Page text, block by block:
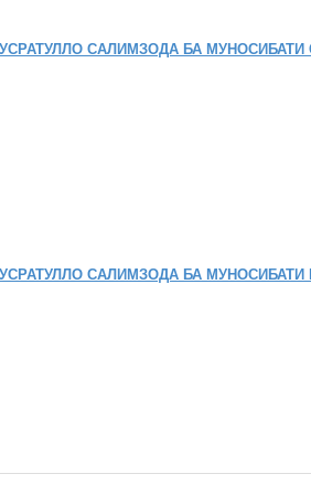
САЛИМЗОДА БА МУНОСИБАТИ
САЛИМЗОДА БА